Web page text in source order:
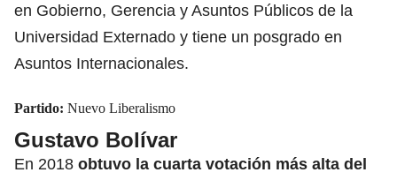
en Gobierno, Gerencia y Asuntos Públicos de la
Universidad Externado y tiene un posgrado en
Asuntos Internacionales.
Partido: Nuevo Liberalismo
Gustavo Bolívar
En 2018 obtuvo la cuarta votación más alta del